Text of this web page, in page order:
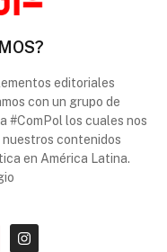
editoriales
con un grupo de
#ComPol los cuales nos
nuestros contenidos
en América Latina.